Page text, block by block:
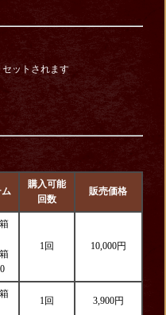
ットされます
購入可能
回数
販売価格
1回 10,000円
1回 3,900円